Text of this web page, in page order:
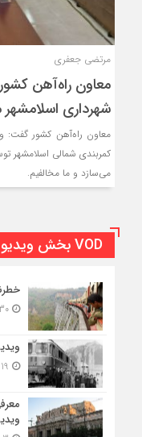
مرتضی جعفری
معاون راه‌آهن
شهرداری اسلامشهر
معاون راه‌آهن کشور گفت:
کمربندی شمالی اسلامشهر
می‌سازد و ما مخالفیم.
VOD بخش ویدیو
30 آگوست 2024 - 17:00